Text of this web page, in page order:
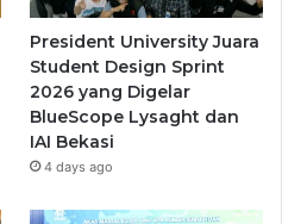
President University Juara
Student Design Sprint
2026 yang Digelar
BlueScope Lysaght dan
IAI Bekasi
4 days ago